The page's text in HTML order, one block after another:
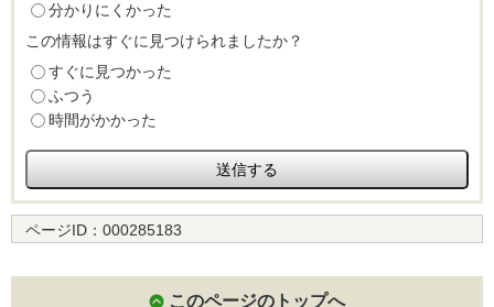
分かりにくかった
この情報はすぐに見つけられましたか？
すぐに見つかった
ふつう
時間がかかった
ページID： 000285183
このページのトップへ